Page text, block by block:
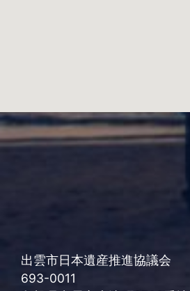
出雲市日本遺産推進協議会
693-0011